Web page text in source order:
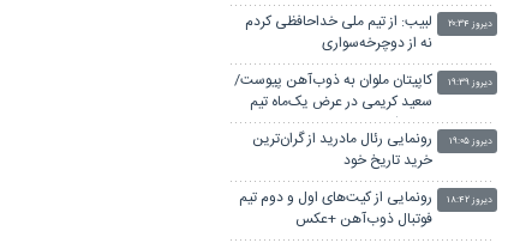
لبیب: از تیم ملی خداحافظی کردم
نه از دوچرخه‌سواری
دیروز ۲۰:۳۴
کاپیتان ملوان به ذوب‌آهن پیوست/
سعید کریمی در عرض یک‌ماه تیم
عوض کرد!
دیروز ۱۹:۳۹
رونمایی رئال مادرید از گران‌ترین
خرید تاریخ خود
دیروز ۱۹:۰۵
رونمایی از کیت‌های اول و دوم تیم
فوتبال ذوب‌آهن +عکس
دیروز ۱۸:۴۲